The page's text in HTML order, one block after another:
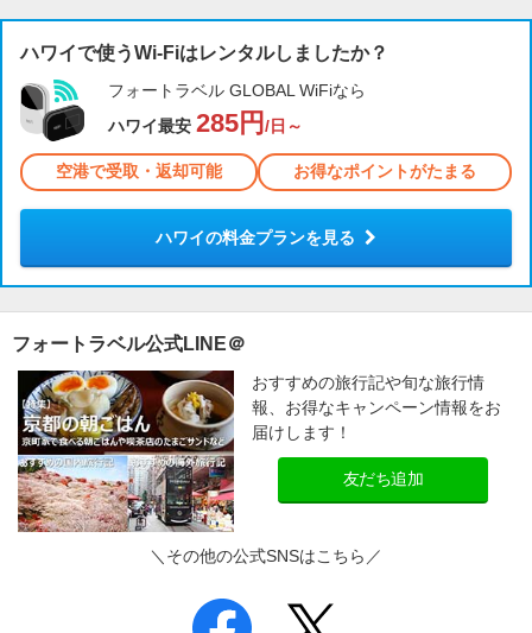
ハワイで使うWi-Fiはレンタルしましたか？
フォートラベル GLOBAL WiFiなら
ハワイ最安 285円 /日～
空港で受取・返却可能 お得なポイントがたまる
ハワイの料金プランを見る
フォートラベル公式LINE＠
おすすめの旅行記や旬な旅行情
報、お得なキャンペーン情報をお
届けします！
友だち追加
＼その他の公式SNSはこちら／